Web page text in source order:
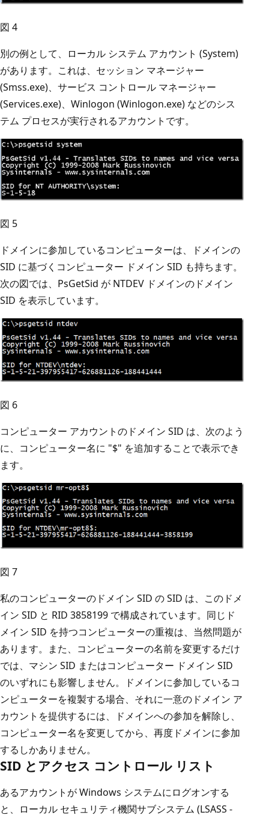
図 4
別の例として、ローカル システム アカウント (System)
があります。これは、セッション マネージャー
(Smss.exe)、サービス コントロール マネージャー
(Services.exe)、Winlogon (Winlogon.exe) などのシス
テム プロセスが実行されるアカウントです。
図 5
ドメインに参加しているコンピューターは、ドメインの
SID に基づくコンピューター ドメイン SID も持ちます。
次の図では、PsGetSid が NTDEV ドメインのドメイン
SID を表示しています。
図 6
コンピューター アカウントのドメイン SID は、次のよう
に、コンピューター名に "$" を追加することで表示でき
ます。
図 7
私のコンピューターのドメイン SID の SID は、このドメ
イン SID と RID 3858199 で構成されています。同じド
メイン SID を持つコンピューターの重複は、当然問題が
あります。また、コンピューターの名前を変更するだけ
では、マシン SID またはコンピューター ドメイン SID
のいずれにも影響しません。ドメインに参加しているコ
ンピューターを複製する場合、それに一意のドメイン ア
カウントを提供するには、ドメインへの参加を解除し、
コンピューター名を変更してから、再度ドメインに参加
するしかありません。
SID とアクセス コントロール リスト
あるアカウントが Windows システムにログオンする
と、ローカル セキュリティ機関サブシステム (LSASS -